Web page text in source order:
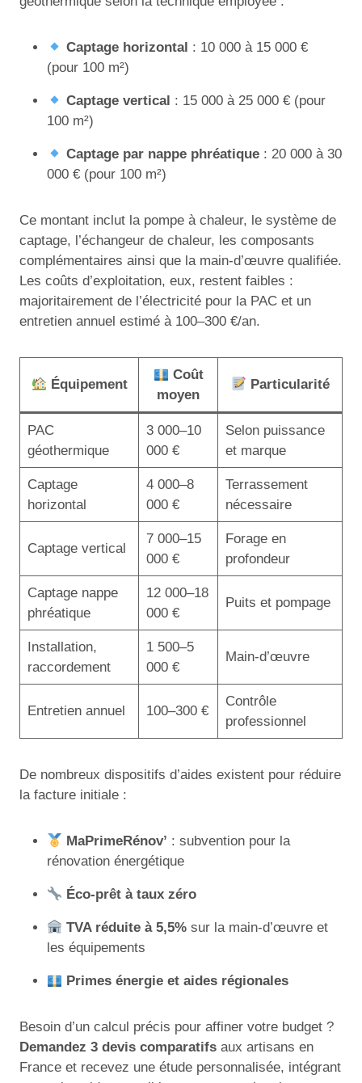
Captage horizontal : 10 000 à 15 000 €
(pour 100 m²)
Captage vertical : 15 000 à 25 000 € (pour
100 m²)
Captage par nappe phréatique : 20 000 à 30
000 € (pour 100 m²)
Ce montant inclut la pompe à chaleur, le système de
captage, l’échangeur de chaleur, les composants
complémentaires ainsi que la main-d’œuvre qualifiée.
Les coûts d’exploitation, eux, restent faibles :
majoritairement de l’électricité pour la PAC et un
entretien annuel estimé à 100–300 €/an.
Équipement
Coût
moyen
Particularité
PAC
géothermique
3 000–10
000 €
Selon puissance
et marque
Captage
horizontal
4 000–8
000 €
Terrassement
nécessaire
Captage vertical
7 000–15
000 €
Forage en
profondeur
Captage nappe
phréatique
12 000–18
000 €
Puits et pompage
Installation,
raccordement
1 500–5
000 €
Main-d’œuvre
Entretien annuel 100–300 €
Contrôle
professionnel
De nombreux dispositifs d’aides existent pour réduire
la facture initiale :
MaPrimeRénov’ : subvention pour la
rénovation énergétique
Éco-prêt à taux zéro
TVA réduite à 5,5% sur la main-d’œuvre et
les équipements
Primes énergie et aides régionales
Besoin d’un calcul précis pour affiner votre budget ?
Demandez 3 devis comparatifs aux artisans en
France et recevez une étude personnalisée, intégrant